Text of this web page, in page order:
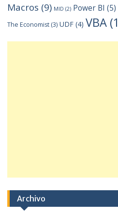
Macros (9) MID (2) Power BI (5)
The Economist (3) UDF (4) VBA
Archivo